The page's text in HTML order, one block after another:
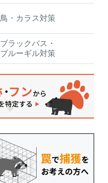
鳥・カラス対策
ブラックバス・
ブルーギル対策